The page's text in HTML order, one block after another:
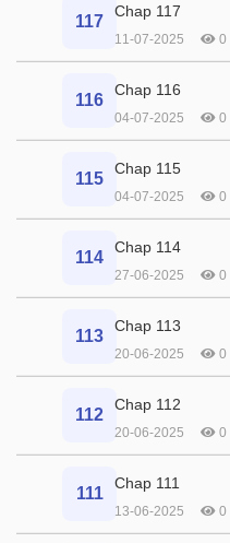
117
Chap 117
11-07-2025 0
116
Chap 116
04-07-2025 0
115
Chap 115
04-07-2025 0
114
Chap 114
27-06-2025 0
113
Chap 113
20-06-2025 0
112
Chap 112
20-06-2025 0
111
Chap 111
13-06-2025 0